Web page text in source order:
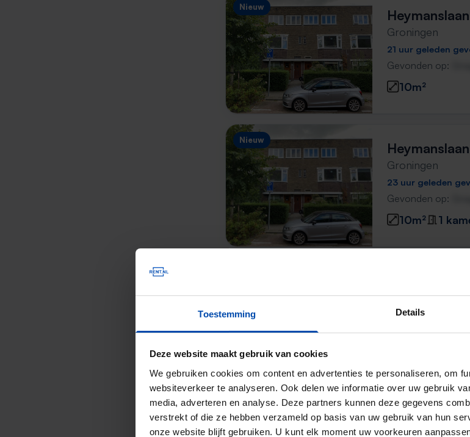
Toestemming Details
Deze website maakt gebruik van cookies
We gebruiken cookies om content en advertenties te personaliseren, om
websiteverkeer te analyseren. Ook delen we informatie over uw gebruik
media, adverteren en analyse. Deze partners kunnen deze gegevens
verstrekt of die ze hebben verzameld op basis van uw gebruik van hun
onze website blijft gebruiken. U kunt elk moment uw voorkeuren
Nieuw Heymanslaan
Groningen
21 uur geleden
Gevonden op:
10m²
Nieuw Heymanslaan
Groningen
23 uur geleden
Gevonden op:
10m² 1
Groningen
1 dag, 1 uur
Gevonden op:
⚡️ Deze
Reageer binnen
Mis de